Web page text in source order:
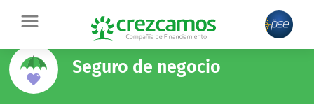
Seguro de negocio